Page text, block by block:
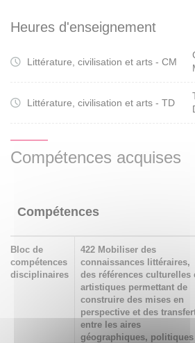
Heures d'enseignement
Littérature, civilisation et arts - CM
Littérature, civilisation et arts - TD
Compétences acquises
Compétences
Bloc de
compétences
disciplinaires
422 Mobiliser des
connaissances littéraires,
des références culturelles
artistiques permettant de
construire des mises en
perspective et des
entre les aires
géographiques, politiques